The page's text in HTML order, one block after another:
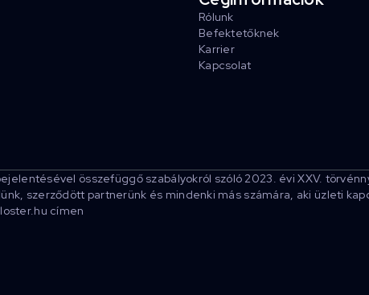
Rólunk
Befektetőknek
Karrier
Kapcsolat
összefüggő szabályokról szóló 2023. évi XXV.
szerződött partnerünk és mindenki más számára, aki üzleti
címen